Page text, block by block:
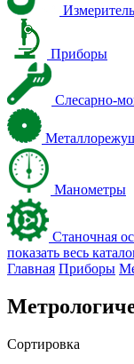
Приборы
Слесарно-
Манометры
Станочная
показать весь
Главная Приборы
Сортировка